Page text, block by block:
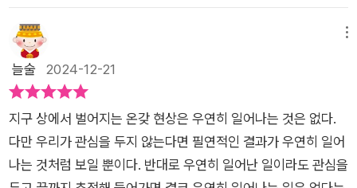
지한 마오의 승리 비결이 서술되는데, 이 대목도 매우 재미있
게 읽었네요. 우리 국민들도 이제 마오의 삶을 더 깊이 공부해
야 할 듯합니다.
모두 심리적인 상태를 표현하기도 한다. 세상의 법칙이라는 것이
모두 심리에 관한 것일까? 문득 궁금해서 펼쳐 본 책이다. 이 책
에는 세상을 움직이는 법칙 101가지가 담겨 있다. 세상을 움직이
는 법칙이 101가지나 된다고? 했다가 겨우 101가지 밖에 안돼?
하는 의문도 든다. 이렇게 간사한 게 사람의 마음이다. /아이비생
각
키는심리학 용어다. 그러면 이를 반대로 뒤집은 '뷰자데'는늘 접
하는 익숙한 상황이지만 처음 접하는 것처럼 낯설게보는 것이다.
여기서 아이디어가 나온다. '낯설게 하기'는원래 문학, 예술 이론
으로 출발하여 지금 여러 분야로확산되고 있는 '신사고 이론'이
세에서 적용되는 법칙이다. 12개월 동안주가가 30% 하락했다고
하자. 30% 하락 분 중 1/3인10%는 12개월의 2/3인 8개월 동안
에 이루어지고,하락 분의 2/3인 20%는 마지막 4개월에 집중된
두꺼비가 집단이동을 했다고 한다. 하지만 정부관계자는 아무런
대책도 세우지 않았고 결국 참사가 일어났다. 이익에 눈먼 인간의
어리석은 행동 때문에 최악의 참사를 막지 못한 것이다. ‘세상읽
기 시크릿, 법칙 101’은 패턴 뒤에 숨어 세상을 움직이는 효과와
법칙들을 설명하고 있다. 아는 내용들도 다수 눈에 띄지만 상황
전개에 대한 놀라운 발견들을 만날 수 있다. 책은 서술적 기술보
단 사건을 통한 이야기가 흥미로운 법칙들의 이해를 도와준다. 저
것은 작은 징조가 큰 재난의 신호라는 '하인리히 법칙', '이러려고
그때 그랬구나'는 아무 의미 없다는 '사후 이론 법칙', 협상과 설득
의 성공을 위한 '롤플레잉 전술', 언제 다가올지 모르고 노력 끝에
들이 인상적이었지만 이 모든 것이 법칙만을 따르는 게 아니라 타
인에 대한 이해와 배려, 관계가 바탕에 깔려야 한다는 것을, 예시
들을 통해 알 수 있었다.힘이 되는 법칙들에는 작은 차이가 큰 차
늘술 2024-12-21
지구 상에서 벌어지는 온갖 현상은 우연히 일어나는 것은 없다.
다만 우리가 관심을 두지 않는다면 필연적인 결과가 우연히 일어
나는 것처럼 보일 뿐이다. 반대로 우연히 일어난 일이라도 관심을